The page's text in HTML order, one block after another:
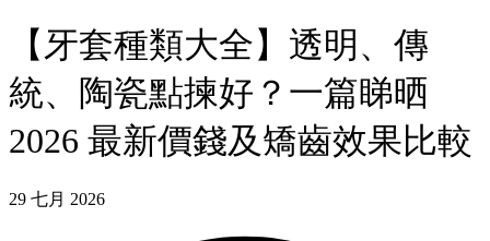
【牙套種類大全】透明、傳
統、陶瓷點揀好？一篇睇晒
2026 最新價錢及矯齒效果比較
29 七月 2026